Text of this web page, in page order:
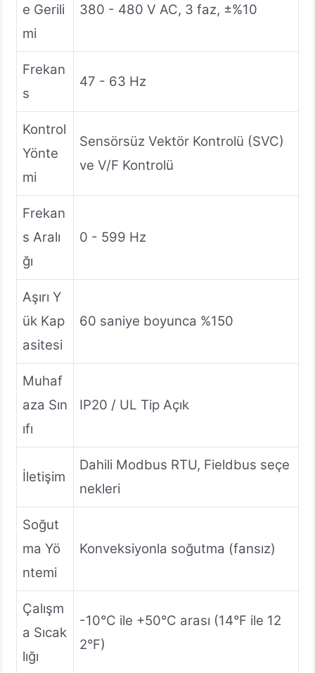
e Gerili
mi
380 - 480 V AC, 3 faz, ±%10
Frekan
s
47 - 63 Hz
Kontrol
Yönte
mi
Sensörsüz Vektör Kontrolü (SVC)
ve V/F Kontrolü
Frekan
s Aralı
ğı
0 - 599 Hz
Aşırı Y
ük Kap
asitesi
60 saniye boyunca %150
Muhaf
aza Sın
ıfı
IP20 / UL Tip Açık
İletişim
Dahili Modbus RTU, Fieldbus seçe
nekleri
Soğut
ma Yö
ntemi
Konveksiyonla soğutma (fansız)
Çalışm
a Sıcak
lığı
-10°C ile +50°C arası (14°F ile 12
2°F)